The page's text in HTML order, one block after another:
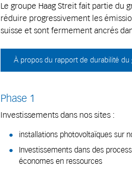
Le groupe Haag Streit fait partie du
réduire progressivement les
suisse et sont fermement ancrés
À propos du rapport de durabilité du
Phase 1
Investissements dans nos sites :
installations photovoltaïques sur
Investissements dans des
économes en ressources